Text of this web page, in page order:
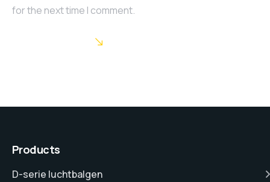
for the next time I comment.
Products
D-serie luchtbalgen